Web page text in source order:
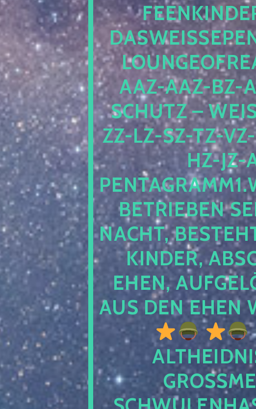
AZ-AAZ-BZ-
CHUTZ –
-LZ-SZ-TZ-VZ-
-JZ-
TRIEBEN
CHT, BESTEHT
NDER,
EN,
S DEN EHEN